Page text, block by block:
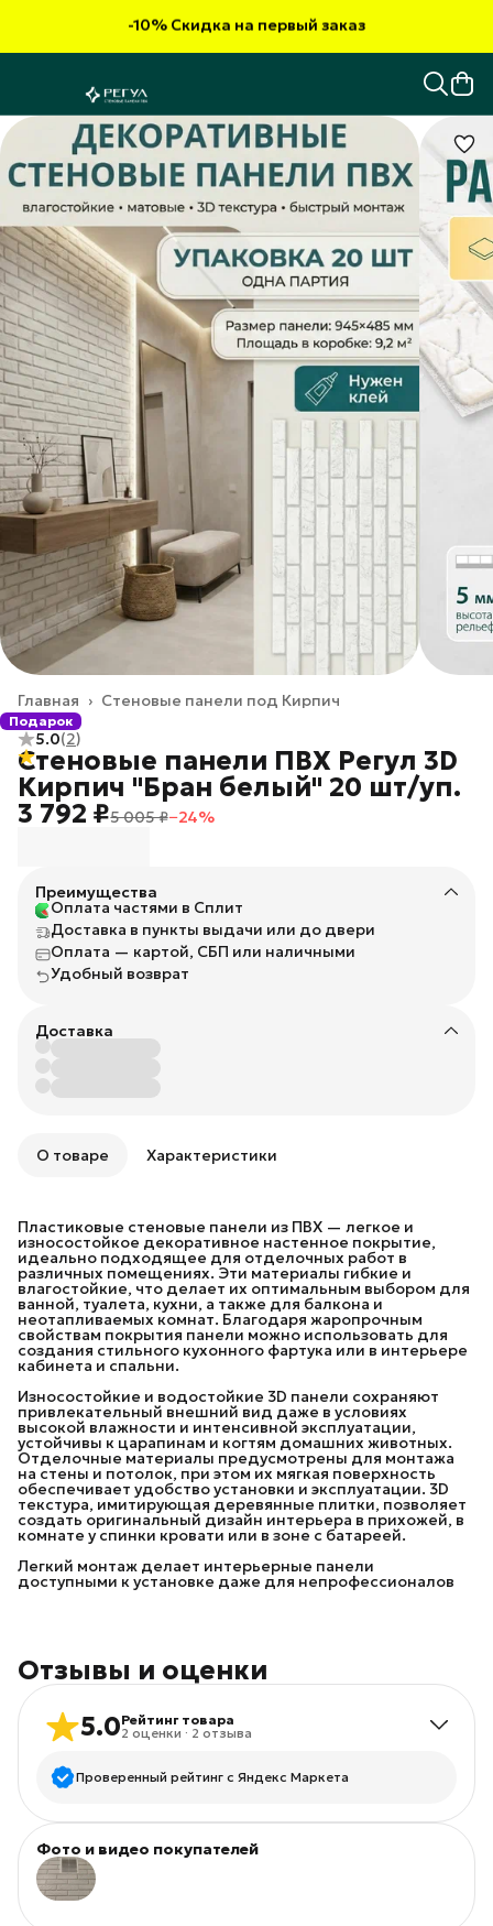
-10% Скидка на первый заказ
Стеновые панели под Кирпич
Главная ›
Подарок
5.0(2)
Стеновые панели ПВХ Регул 3D
Кирпич "Бран белый" 20 шт/уп.
3 792 ₽5 005 ₽−24%
Преимущества
Оплата частями в Сплит
Доставка в пункты выдачи или до двери
Оплата — картой, СБП или наличными
Удобный возврат
Доставка
О товаре Характеристики
Пластиковые стеновые панели из ПВХ — легкое и
износостойкое декоративное настенное покрытие,
идеально подходящее для отделочных работ в
различных помещениях. Эти материалы гибкие и
влагостойкие, что делает их оптимальным выбором для
ванной, туалета, кухни, а также для балкона и
неотапливаемых комнат. Благодаря жаропрочным
свойствам покрытия панели можно использовать для
создания стильного кухонного фартука или в интерьере
кабинета и спальни.
Износостойкие и водостойкие 3D панели сохраняют
привлекательный внешний вид даже в условиях
высокой влажности и интенсивной эксплуатации,
устойчивы к царапинам и когтям домашних животных.
Отделочные материалы предусмотрены для монтажа
на стены и потолок, при этом их мягкая поверхность
обеспечивает удобство установки и эксплуатации. 3D
текстура, имитирующая деревянные плитки, позволяет
создать оригинальный дизайн интерьера в прихожей, в
комнате у спинки кровати или в зоне с батареей.
Легкий монтаж делает интерьерные панели
доступными к установке даже для непрофессионалов
Отзывы и оценки
5.0Рейтинг товара
2 оценки · 2 отзыва
Проверенный рейтинг с Яндекс Маркета
5 звёзд
2
4звезды
3звезды
Фото и видео покупателей